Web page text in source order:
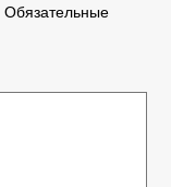
Обязательные